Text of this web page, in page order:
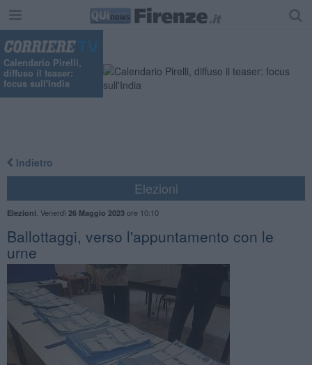
Calendario Pirelli,
diffuso il teaser:
focus sull'India
Indietro
Elezioni
Elezioni Venerdì 26 Maggio 2023ore 10:10
Ballottaggi, verso l'appuntamento con le
urne